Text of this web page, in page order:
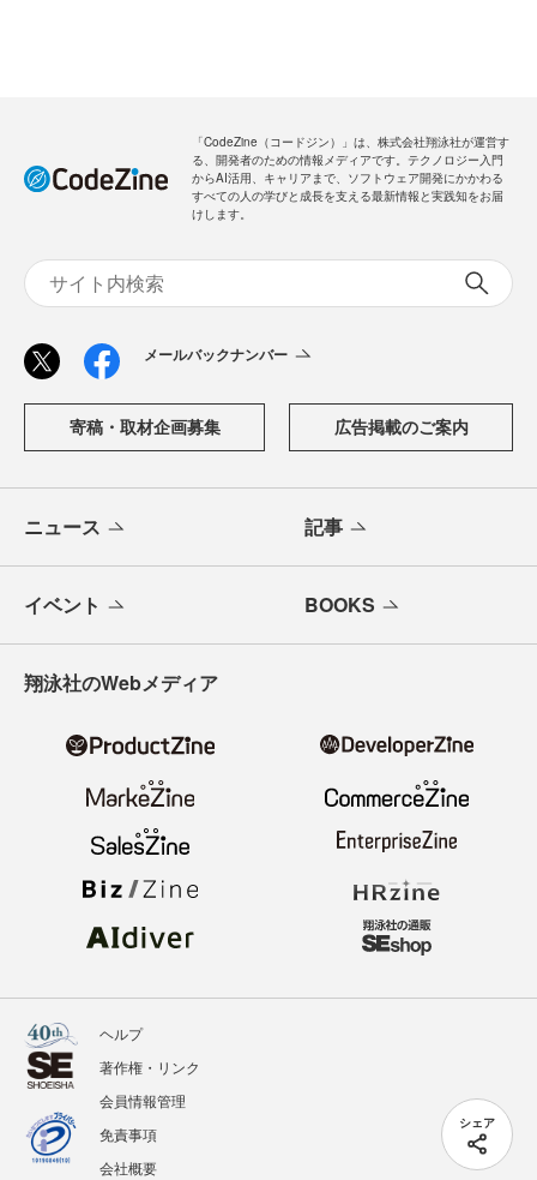
シェア
「CodeZine（コードジン）」は、株式会社翔泳社が運営す
る、開発者のための情報メディアです。テクノロジー入門
からAI活用、キャリアまで、ソフトウェア開発にかかわる
すべての人の学びと成長を支える最新情報と実践知をお届
けします。
メールバックナンバー
寄稿・取材企画募集 広告掲載のご案内
ニュース 記事
イベント BOOKS
翔泳社のWebメディア
ヘルプ
著作権・リンク
会員情報管理
免責事項
会社概要